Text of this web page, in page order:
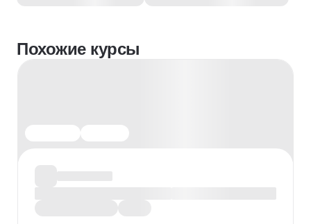
Похожие курсы